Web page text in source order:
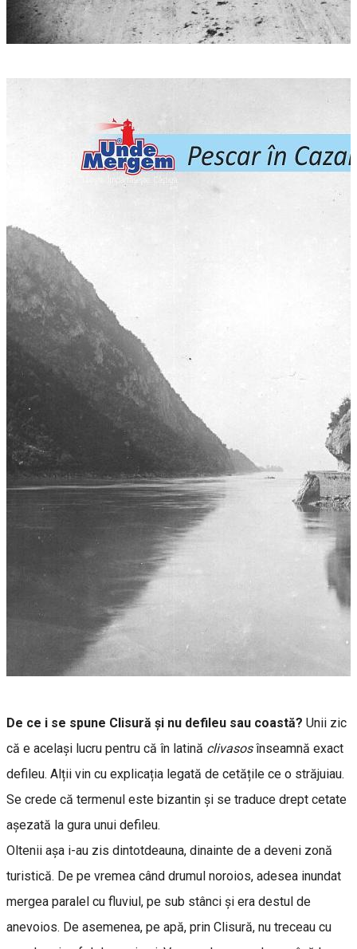
De ce i se spune Clisură și nu defileu sau coastă? Unii zic
că e același lucru pentru că în latină clivasosînseamnă exact
defileu. Alții vin cu explicația legată de cetățile ce o străjuiau.
Se crede că termenul este bizantin și se traduce drept cetate
așezată la gura unui defileu.
Oltenii așa i-au zis dintotdeauna, dinainte de a deveni zonă
turistică. De pe vremea când drumul noroios, adesea inundat
mergea paralel cu fluviul, pe sub stânci și era destul de
anevoios. De asemenea, pe apă, prin Clisură, nu treceau cu